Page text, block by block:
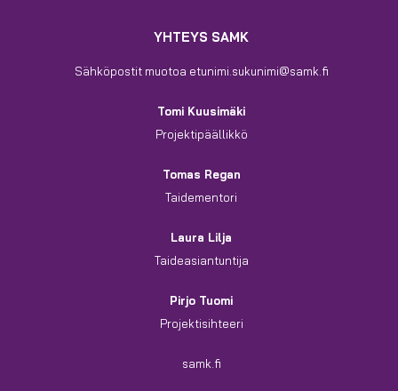
YHTEYS SAMK
Sähköpostit muotoa etunimi.sukunimi@samk.fi
Tomi Kuusimäki
Projektipäällikkö
Tomas Regan
Taidementori
Laura Lilja
Taideasiantuntija
Pirjo Tuomi
Projektisihteeri
samk.fi